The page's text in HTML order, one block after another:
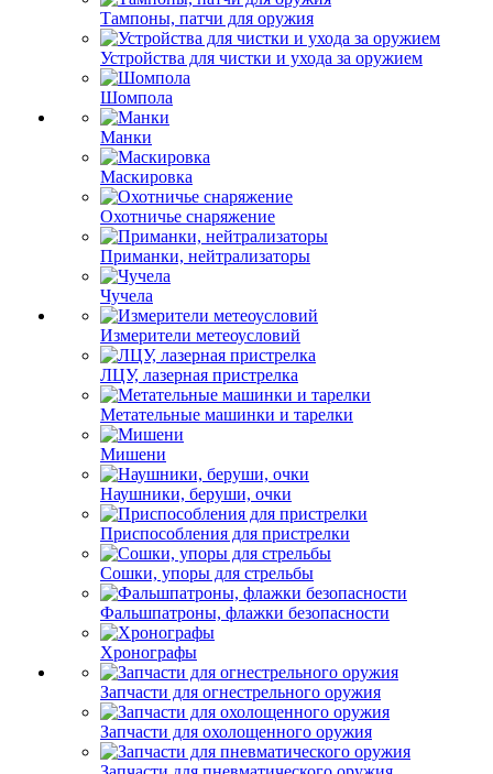
Тампоны, патчи для оружия
Устройства для чистки и ухода за оружием
Шомпола
Манки
Маскировка
Охотничье снаряжение
Приманки, нейтрализаторы
Чучела
Измерители метеоусловий
ЛЦУ, лазерная пристрелка
Метательные машинки и тарелки
Мишени
Наушники, беруши, очки
Приспособления для пристрелки
Сошки, упоры для стрельбы
Фальшпатроны, флажки безопасности
Хронографы
Запчасти для огнестрельного оружия
Запчасти для охолощенного оружия